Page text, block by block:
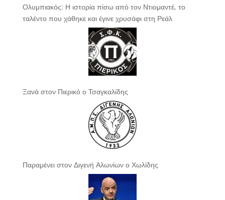
Ολυμπιακός: Η ιστορία πίσω από τον Ντιομαντέ, το
ταλέντο που χάθηκε και έγινε χρυσάφι στη Ρεάλ
Ξανά στον Πιερικό ο Τσαγκαλίδης
Παραμένει στον Διγενή Αλωνίων ο Χωλίδης